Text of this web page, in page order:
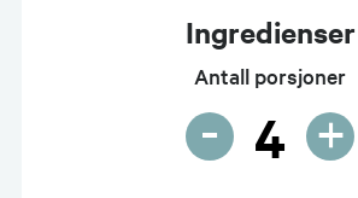
Ingredienser
Antall porsjoner
- 4 +